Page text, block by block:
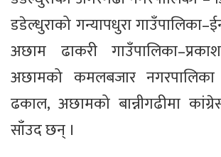
डडेल्धुराको गन्यापधुरा
अछाम ढाकरी
अछामको कमलबजार
ढकाल, अछामको बान्नीगढीमा
साँउद छन् ।